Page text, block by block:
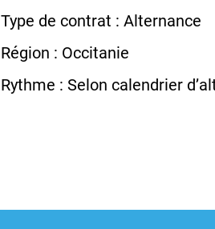
Type de contrat : Alternance
Région : Occitanie
Rythme : Selon calendrier